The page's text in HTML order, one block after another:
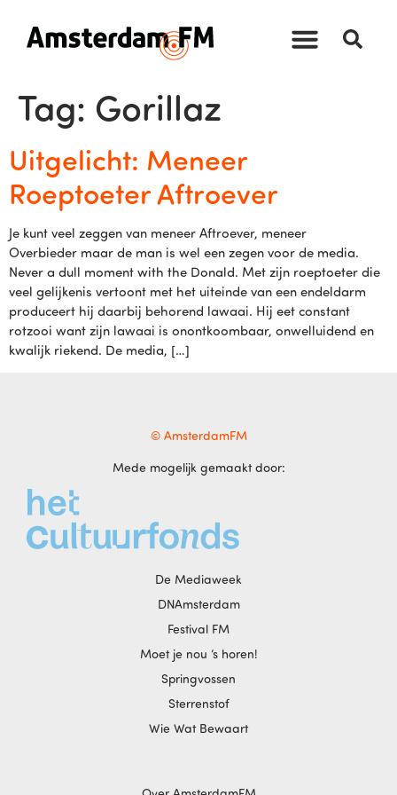
Tag: Gorillaz
Uitgelicht: Meneer
Roeptoeter Aftroever
Je kunt veel zeggen van meneer Aftroever, meneer
Overbieder maar de man is wel een zegen voor de media.
Never a dull moment with the Donald. Met zijn roeptoeter die
veel gelijkenis vertoont met het uiteinde van een endeldarm
produceert hij daarbij behorend lawaai. Hij eet constant
rotzooi want zijn lawaai is onontkoombaar, onwelluidend en
kwalijk riekend. De media, […]
© AmsterdamFM
Mede mogelijk gemaakt door:
De Mediaweek
DNAmsterdam
Festival FM
Moet je nou ‘s horen!
Springvossen
Sterrenstof
Wie Wat Bewaart